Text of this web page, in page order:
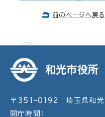
前のページへ戻る
和光市役所
〒351-0192 埼玉県和光
開庁時間：